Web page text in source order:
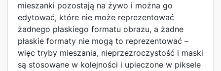
mieszanki pozostają na żywo i można go
edytować, które nie może reprezentować
żadnego płaskiego formatu obrazu, a żadne
płaskie formaty nie mogą to reprezentować –
więc tryby mieszania, nieprzezroczystość i maski
są stosowane w kolejności i upieczone w piksele